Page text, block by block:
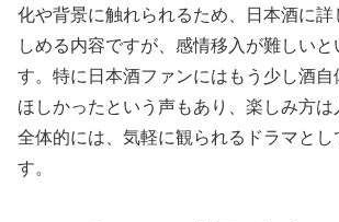
化や背景に触れられるため、日本酒に詳
しめる内容ですが、感情移入が難しいと
す。特に日本酒ファンにはもう少し酒自
ほしかったという声もあり、楽しみ方は
全体的には、気軽に観られるドラマとし
す。